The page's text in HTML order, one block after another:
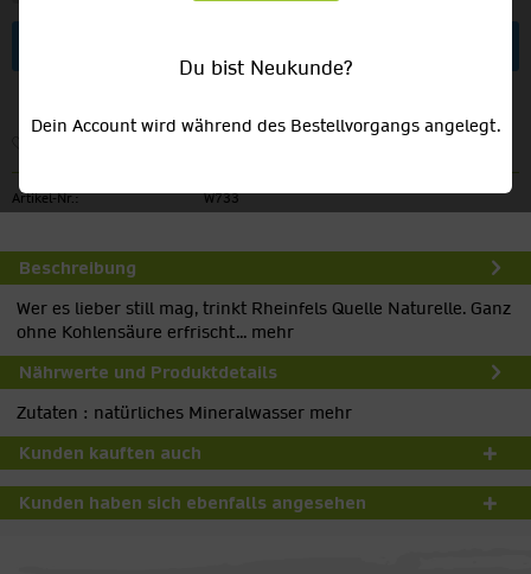
Artikel-Nr.: W733
Beschreibung
Wer es lieber still mag, trinkt Rheinfels Quelle Naturelle. Ganz
ohne Kohlensäure erfrischt... mehr
Nährwerte und Produktdetails
Zutaten : natürliches Mineralwasser mehr
Kunden kauften auch
Kunden haben sich ebenfalls angesehen
Du bist Neukunde?
Dein Account wird während des Bestellvorgangs angelegt.